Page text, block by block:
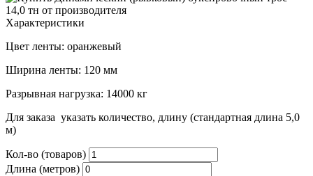
Характеристики
Цвет ленты: оранжевый
Ширина ленты: 120 мм
Разрывная нагрузка: 14000 кг
Для заказа указать количество, длину (стандартная длина 5,0
м)
Кол-во (товаров)
Длина (метров)